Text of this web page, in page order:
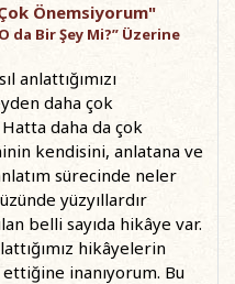
Önemsiyorum"
da Bir Şey Mi?” Üzerine
anlattığımızı
daha çok
daha da çok
kendisini, anlatana ve
sürecinde neler
yüzyıllardır
belli sayıda hikâye var.
hikâyelerin
inanıyorum. Bu